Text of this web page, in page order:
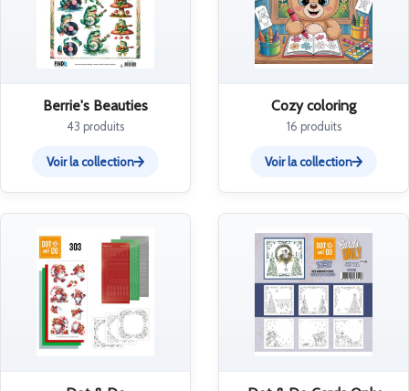
Berrie's Beauties
43 produits
Voir la collection
Cozy coloring
16 produits
Voir la collection